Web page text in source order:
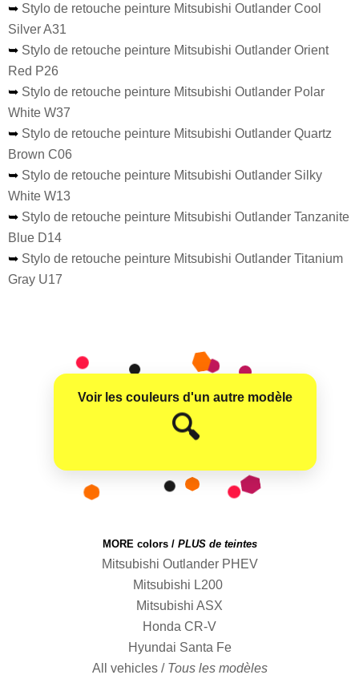
➥ Stylo de retouche peinture Mitsubishi Outlander Cool
Silver A31
➥ Stylo de retouche peinture Mitsubishi Outlander Orient
Red P26
➥ Stylo de retouche peinture Mitsubishi Outlander Polar
White W37
➥ Stylo de retouche peinture Mitsubishi Outlander Quartz
Brown C06
➥ Stylo de retouche peinture Mitsubishi Outlander Silky
White W13
➥ Stylo de retouche peinture Mitsubishi Outlander Tanzanite
Blue D14
➥ Stylo de retouche peinture Mitsubishi Outlander Titanium
Gray U17
😊
Voir les couleurs d'un autre modèle
🔍
MORE colors / PLUS de teintes
Mitsubishi Outlander PHEV
Mitsubishi L200
Mitsubishi ASX
Honda CR-V
Hyundai Santa Fe
All vehicles / Tous les modèles